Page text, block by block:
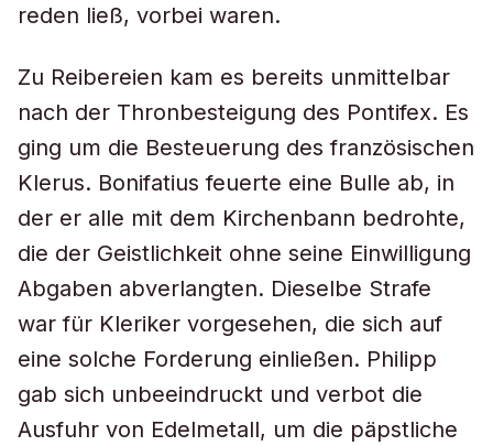
reden ließ, vorbei waren.
Zu Reibereien kam es bereits unmittelbar
nach der Thronbesteigung des Pontifex. Es
ging um die Besteuerung des französischen
Klerus. Bonifatius feuerte eine Bulle ab, in
der er alle mit dem Kirchenbann bedrohte,
die der Geistlichkeit ohne seine Einwilligung
Abgaben abverlangten. Dieselbe Strafe
war für Kleriker vorgesehen, die sich auf
eine solche Forderung einließen. Philipp
gab sich unbeeindruckt und verbot die
Ausfuhr von Edelmetall, um die päpstliche